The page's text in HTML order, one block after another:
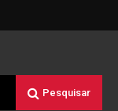
Pesquisar